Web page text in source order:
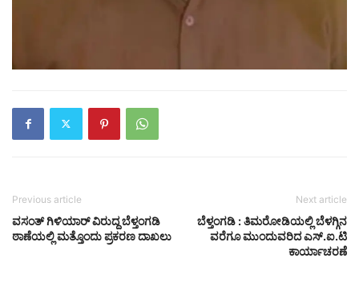
Previous article
ವಸಂತ್ ಗಿಳಿಯಾರ್ ವಿರುದ್ದ ಬೆಳ್ತಂಗಡಿ
ಠಾಣೆಯಲ್ಲಿ ಮತ್ತೊಂದು ಪ್ರಕರಣ ದಾಖಲು
Next article
ಬೆಳ್ತಂಗಡಿ : ತಿಮರೋಡಿಯಲ್ಲಿ ಬೆಳಗ್ಗಿನ
ವರೆಗೂ ಮುಂದುವರಿದ ಎಸ್.ಐ.ಟಿ
ಕಾರ್ಯಾಚರಣೆ